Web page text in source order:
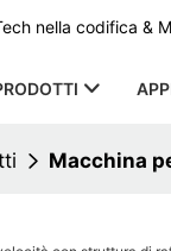
nella codifica &
Macchina